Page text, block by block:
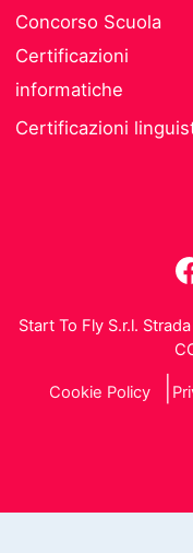
Concorso Scuola
Certificazioni
informatiche
Certificazioni
Start To Fly S.r.l.
Cookie Policy